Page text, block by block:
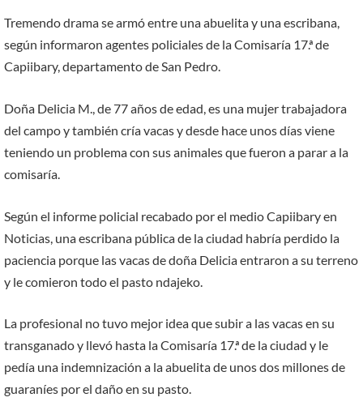
Tremendo drama se armó entre una abuelita y una escribana,
según informaron agentes policiales de la Comisaría 17.ª de
Capiibary, departamento de San Pedro.
Doña Delicia M., de 77 años de edad, es una mujer trabajadora
del campo y también cría vacas y desde hace unos días viene
teniendo un problema con sus animales que fueron a parar a la
comisaría.
Según el informe policial recabado por el medio Capiibary en
Noticias, una escribana pública de la ciudad habría perdido la
paciencia porque las vacas de doña Delicia entraron a su terreno
y le comieron todo el pasto ndajeko.
La profesional no tuvo mejor idea que subir a las vacas en su
transganado y llevó hasta la Comisaría 17.ª de la ciudad y le
pedía una indemnización a la abuelita de unos dos millones de
guaraníes por el daño en su pasto.